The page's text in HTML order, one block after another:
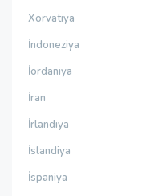
Xorvatiya
İndoneziya
İordaniya
İran
İrlandiya
İslandiya
İspaniya